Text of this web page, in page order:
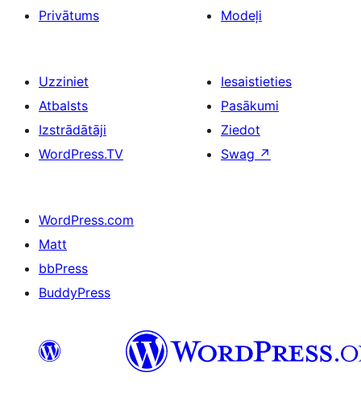
Privātums
Modeļi
Uzziniet
Atbalsts
Izstrādātāji
WordPress.TV
Iesaistieties
Pasākumi
Ziedot
Swag ↗
WordPress.com
Matt
bbPress
BuddyPress